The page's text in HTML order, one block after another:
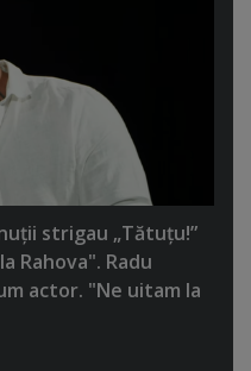
strigau „Tătuţu!”
Rahova". Radu
actor. "Ne uitam la